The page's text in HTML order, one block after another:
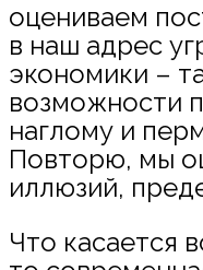
оцениваем
в наш адрес
экономики –
возможности
наглому и
Повторю, мы
иллюзий,
Что касается